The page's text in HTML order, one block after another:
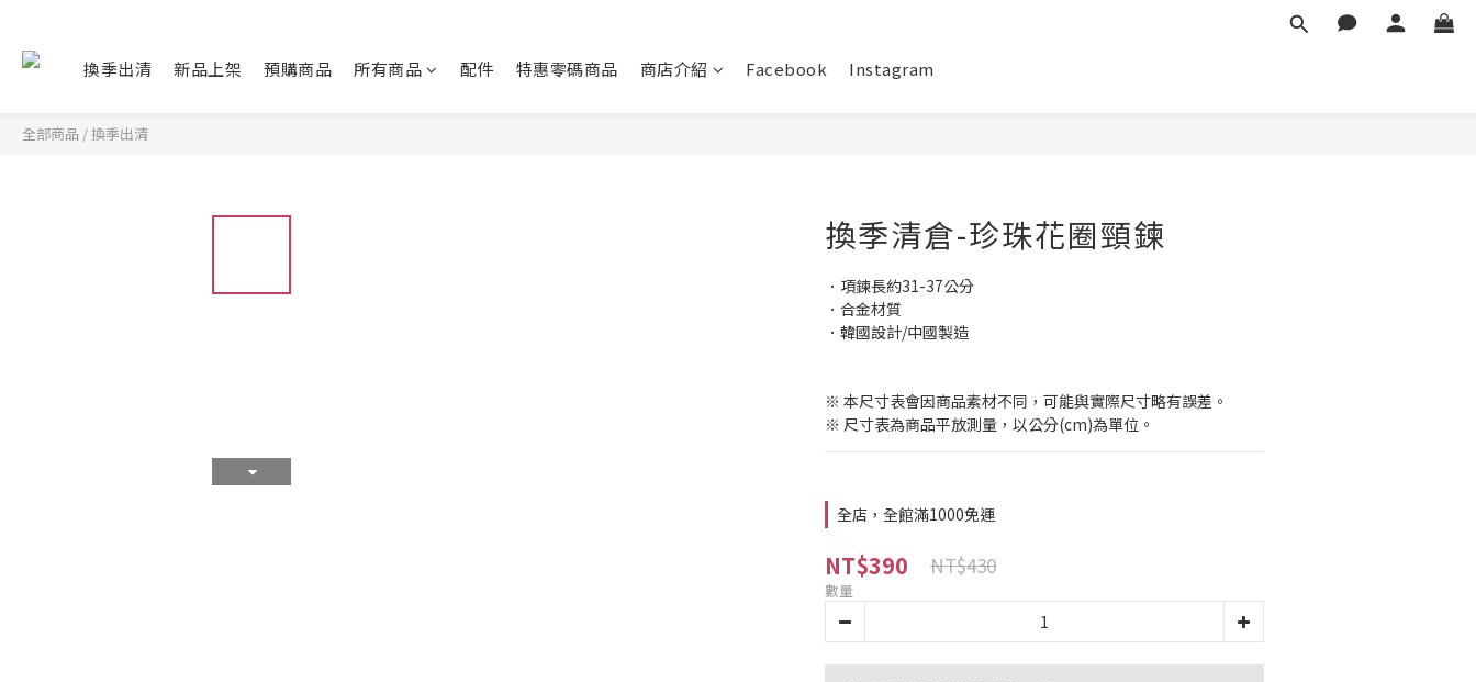
換季出清 新品上架 預購商品 所有商品 配件 特惠零碼商品 商店介紹 Facebook Instagram
全部商品 /換季出清
換季清倉-珍珠花圈頸鍊
．項鍊長約31-37公分
．合金材質
．韓國設計/中國製造
※ 本尺寸表會因商品素材不同，可能與實際尺寸略有誤差。
※ 尺寸表為商品平放測量，以公分(cm)為單位。
全店，全館滿1000免運
NT$390 NT$430
數量